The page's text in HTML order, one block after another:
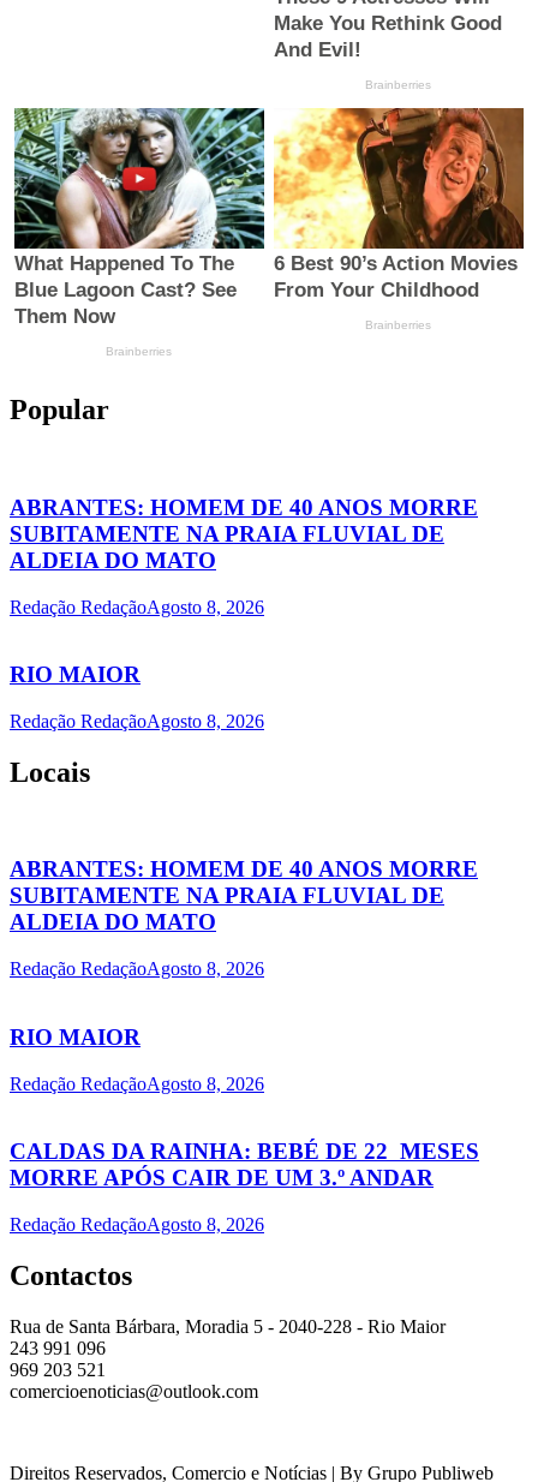
Popular
ABRANTES: HOMEM DE 40 ANOS MORRE
SUBITAMENTE NA PRAIA FLUVIAL DE
ALDEIA DO MATO
Redação RedaçãoAgosto 8, 2026
RIO MAIOR
Redação RedaçãoAgosto 8, 2026
Locais
ABRANTES: HOMEM DE 40 ANOS MORRE
SUBITAMENTE NA PRAIA FLUVIAL DE
ALDEIA DO MATO
Redação RedaçãoAgosto 8, 2026
RIO MAIOR
Redação RedaçãoAgosto 8, 2026
CALDAS DA RAINHA: BEBÉ DE 22 MESES
MORRE APÓS CAIR DE UM 3.º ANDAR
Redação RedaçãoAgosto 8, 2026
Contactos
Rua de Santa Bárbara, Moradia 5 - 2040-228 - Rio Maior
243 991 096
969 203 521
comercioenoticias@outlook.com
Direitos Reservados, Comercio e Notícias | By Grupo Publiweb